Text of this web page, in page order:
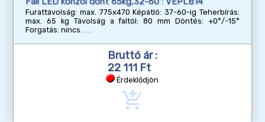
Furattávolság: max. 775x470 Képátló: 37-60-ig Teherbírás:
max. 65 kg Távolság a faltól: 80 mm Döntés: +0°/-15°
Forgatás: nincs
Bruttó ár :
22 111 Ft
Érdeklődjön
add_shopping_cart